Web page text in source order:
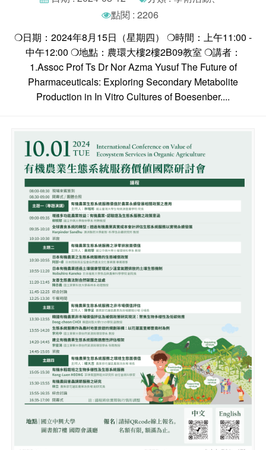
點閱 : 2206
❍日期：2024年8月15日（星期四） ❍時間：上午11:00 -
中午12:00 ❍地點：農環大樓2樓2B09教室 ❍講者：
1.Assoc Prof Ts Dr Nor Azma Yusuf The Future of
Pharmaceuticals: Exploring Secondary Metabolite
Production in In Vitro Cultures of Boesenber....